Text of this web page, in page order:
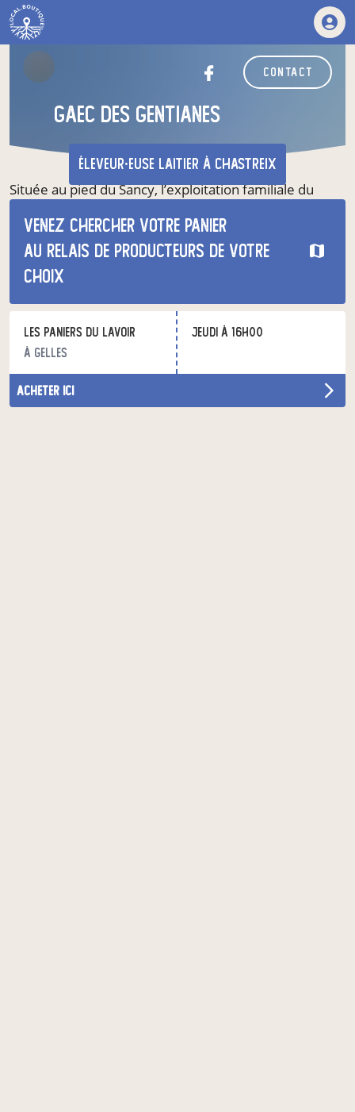
contact
Gaec des gentianes
éleveur·euse laitier à Chastreix
Venez chercher votre panier
au relais de producteurs de votre
choix
Les Paniers du Lavoir
à Gelles
jeudi à 16h00
acheter ici
Située au pied du Sancy, l’exploitation familiale du
GAEC des Gentianes est composée d’un troupeau de
75 vaches laitières et est gérée par trois associés et un
salarié